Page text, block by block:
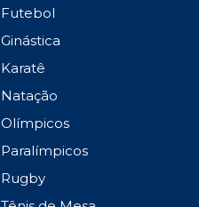
Futebol
Ginástica
Karatê
Natação
Olímpicos
Paralímpicos
Rugby